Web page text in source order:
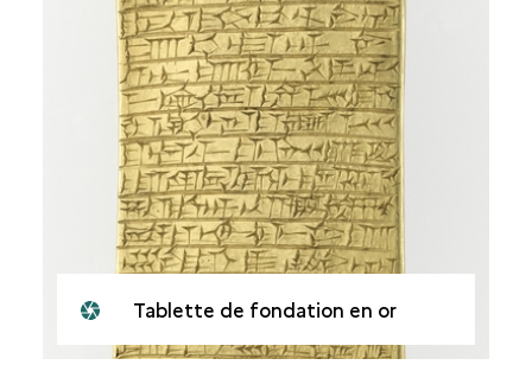
Tablette de fondation en or